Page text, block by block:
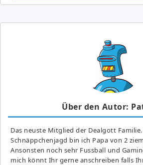
Über den Autor:
Das neuste Mitglied der Dealgott
Schnäppchenjagd bin ich Papa von 2
Ansonsten noch sehr Fussball und
mich könnt Ihr gerne anschreiben falls